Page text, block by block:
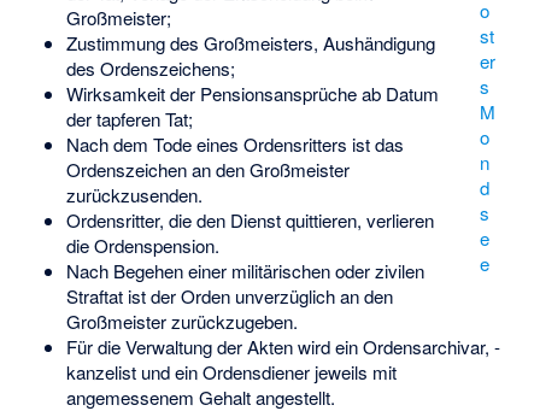
o
st
er
s
M
o
n
d
s
e
e
Großmeister;
Zustimmung des Großmeisters, Aushändigung
des Ordenszeichens;
Wirksamkeit der Pensionsansprüche ab Datum
der tapferen Tat;
Nach dem Tode eines Ordensritters ist das
Ordenszeichen an den Großmeister
zurückzusenden.
Ordensritter, die den Dienst quittieren, verlieren
die Ordenspension.
Nach Begehen einer militärischen oder zivilen
Straftat ist der Orden unverzüglich an den
Großmeister zurückzugeben.
Für die Verwaltung der Akten wird ein Ordensarchivar, -
kanzelist und ein Ordensdiener jeweils mit
angemessenem Gehalt angestellt.